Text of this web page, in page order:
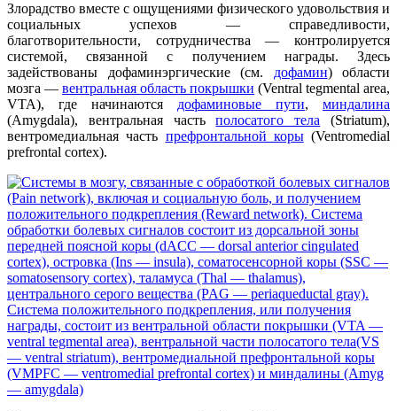
Злорадство вместе с ощущениями физического удовольствия и
социальных успехов — справедливости,
благотворительности, сотрудничества — контролируется
системой, связанной с получением награды. Здесь
задействованы дофаминэргические (см. дофамин) области
мозга — вентральная область покрышки (Ventral tegmental area,
VTA), где начинаются дофаминовые пути, миндалина
(Amygdala), вентральная частьполосатого тела (Striatum),
вентромедиальная часть префронтальной коры(Ventromedial
prefrontal cortex).